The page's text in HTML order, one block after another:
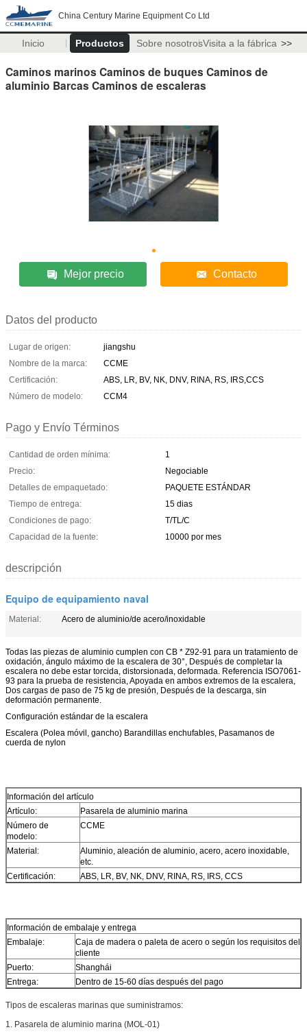
China Century Marine Equipment Co Ltd
Inicio Productos Sobre nosotrosVisita a la fábrica >>
Caminos marinos Caminos de buques Caminos de
aluminio Barcas Caminos de escaleras
Mejor precio Contacto
Datos del producto
Lugar de origen:
jiangshu
Nombre de la marca:
CCME
Certificación:
ABS, LR, BV, NK, DNV, RINA, RS, IRS,CCS
Número de modelo:
CCM4
Pago y Envío Términos
Cantidad de orden mínima:
1
Precio:
Negociable
Detalles de empaquetado:
PAQUETE ESTÁNDAR
Tiempo de entrega:
15 dias
Condiciones de pago:
T/TL/C
Capacidad de la fuente:
10000 por mes
descripción
Equipo de equipamiento naval
Material: Acero de aluminio/de acero/inoxidable
Todas las piezas de aluminio cumplen con CB * Z92-91 para un tratamiento de
oxidación, ángulo máximo de la escalera de 30°, Después de completar la
escalera no debe estar torcida, distorsionada, deformada. Referencia ISO7061-
93 para la prueba de resistencia, Apoyada en ambos extremos de la escalera,
Dos cargas de paso de 75 kg de presión, Después de la descarga, sin
deformación permanente.
Configuración estándar de la escalera
Escalera (Polea móvil, gancho) Barandillas enchufables, Pasamanos de
cuerda de nylon
Información del artículo
Artículo:
Pasarela de aluminio marina
Número de
modelo:
CCME
Material:
Aluminio, aleación de aluminio, acero, acero inoxidable,
etc.
Certificación:
ABS, LR, BV, NK, DNV, RINA, RS, IRS, CCS
Información de embalaje y entrega
Embalaje:
Caja de madera o paleta de acero o según los requisitos del
cliente
Puerto:
Shanghái
Entrega:
Dentro de 15-60 días después del pago
Tipos de escaleras marinas que suministramos:
1. Pasarela de aluminio marina (MOL-01)